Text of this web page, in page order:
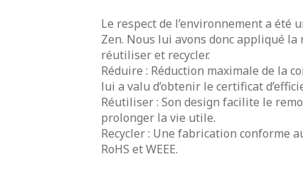
Le respect de l’environnement a été
Zen. Nous lui avons donc appliqué la
réutiliser et recycler.
Réduire : Réduction maximale de la
lui a valu d’obtenir le certificat
Réutiliser : Son design facilite le
prolonger la vie utile.
Recycler : Une fabrication conforme
RoHS et WEEE.